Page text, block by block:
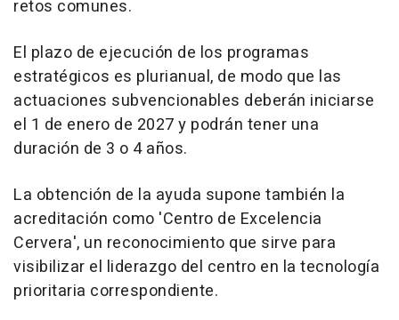
retos comunes.
El plazo de ejecución de los programas
estratégicos es plurianual, de modo que las
actuaciones subvencionables deberán iniciarse
el 1 de enero de 2027 y podrán tener una
duración de 3 o 4 años.
La obtención de la ayuda supone también la
acreditación como 'Centro de Excelencia
Cervera', un reconocimiento que sirve para
visibilizar el liderazgo del centro en la tecnología
prioritaria correspondiente.